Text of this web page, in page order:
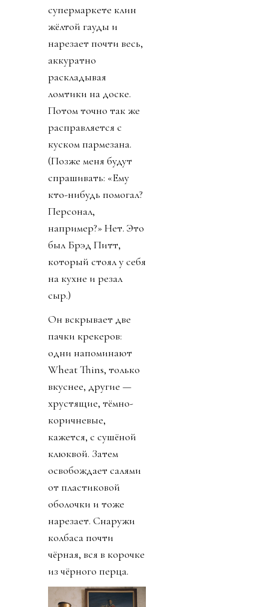
супермаркете клин
жёлтой гауды и
нарезает почти весь,
аккуратно
раскладывая
ломтики на доске.
Потом точно так же
расправляется с
куском пармезана.
(Позже меня будут
спрашивать: «Ему
кто-нибудь помогал?
Персонал,
например?» Нет. Это
был Брэд Питт,
который стоял у себя
на кухне и резал
сыр.)
Он вскрывает две
пачки крекеров:
одни напоминают
Wheat Thins, только
вкуснее, другие —
хрустящие, тёмно-
коричневые,
кажется, с сушёной
клюквой. Затем
освобождает салями
от пластиковой
оболочки и тоже
нарезает. Снаружи
колбаса почти
чёрная, вся в корочке
из чёрного перца.